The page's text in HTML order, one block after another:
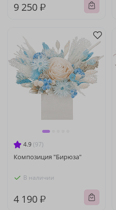
9 250 ₽
4.9 (97)
Композиция "Бирюза"
В наличии
4 190 ₽